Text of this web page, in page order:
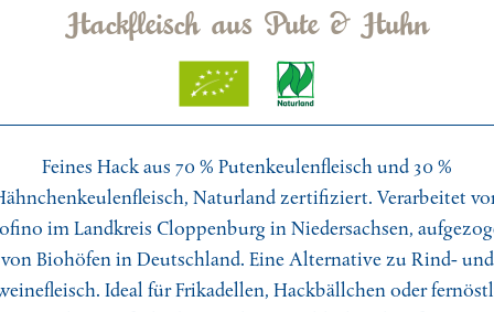
mit Garnelenspieß
Weihnachtsente mit Äpfeln
Hersteller
Emmanuel
Andrea
Hackfleisch aus Pute & Huhn
Feines Hack aus 70 % Putenkeulenfleisch und 30 %
Naturland zertifiziert. Verarbeitet
im Landkreis Cloppenburg in Niedersachsen,
von Biohöfen in Deutschland. Eine Alternative zu Rind- und
Ideal für Frikadellen, Hackbällchen oder